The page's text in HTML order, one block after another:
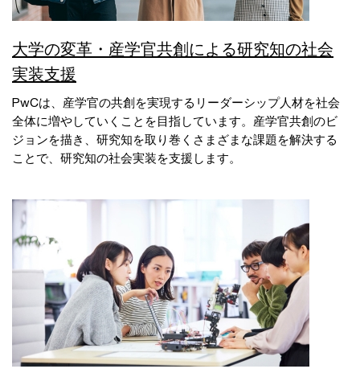
大学の変革・産学官共創による研究知の社会
実装支援
PwCは、産学官の共創を実現するリーダーシップ人材を社会
全体に増やしていくことを目指しています。産学官共創のビ
ジョンを描き、研究知を取り巻くさまざまな課題を解決する
ことで、研究知の社会実装を支援します。